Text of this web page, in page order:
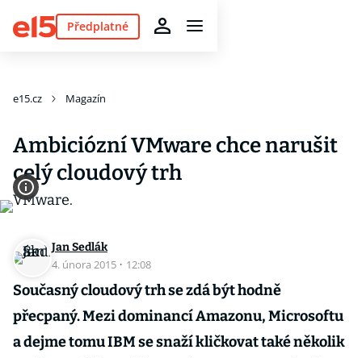
Předplatné
e15.cz Magazín
Ambiciózní VMware chce narušit
celý cloudový trh
Jan Sedlák
4. února 2015 · 12:08
Současný cloudový trh se zdá být hodně
přecpaný. Mezi dominancí Amazonu, Microsoftu
a dejme tomu IBM se snaží kličkovat také několik